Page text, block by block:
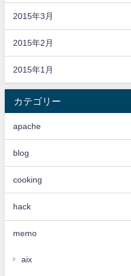
2015年3月
2015年2月
2015年1月
カテゴリー
apache
blog
cooking
hack
memo
aix